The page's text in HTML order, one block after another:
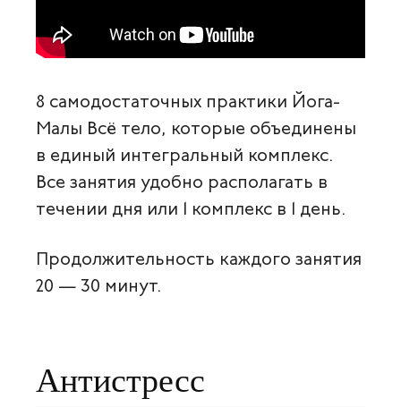
8 самодостаточных практики Йога-
Малы Всё тело, которые объединены
в единый интегральный комплекс.
Все занятия удобно располагать в
течении дня или 1 комплекс в 1 день.
Продолжительность каждого занятия
20 — 30 минут.
Антистресс